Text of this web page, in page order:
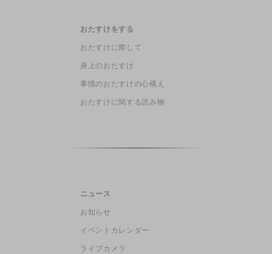
おたすけをする
おたすけに際して
身上のおたすけ
事情のおたすけの心構え
おたすけに関する読み物
ニュース
お知らせ
イベントカレンダー
ライブカメラ